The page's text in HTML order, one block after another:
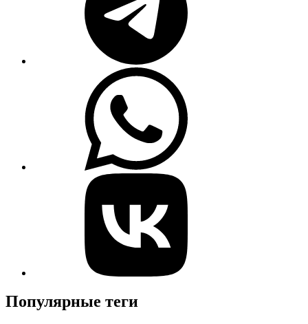
Популярные теги